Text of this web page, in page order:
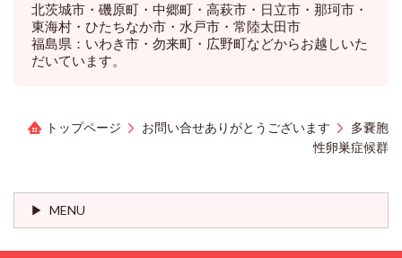
北茨城市・磯原町・中郷町・高萩市・日立市・那珂市・
東海村・ひたちなか市・水戸市・常陸太田市
福島県：いわき市・勿来町・広野町などからお越しいた
だいています。
トップページ お問い合せありがとうございます
多嚢胞
性卵巣症候群
MENU